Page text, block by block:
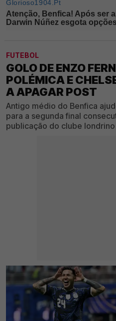
FUTEBOL
GOLO DE ENZO
POLÉMICA E
A APAGAR POST
Antigo médio do Benfica
para a segunda final
publicação do clube